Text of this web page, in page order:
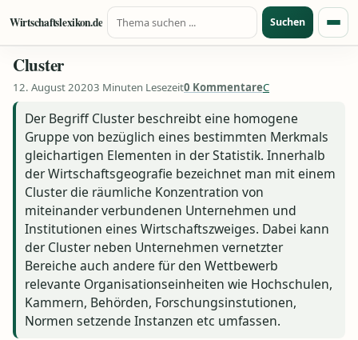
Zum Inhalt springen
Wirtschaftslexikon.de
Suche nach:
Suchen
Cluster
12. August 20203 Minuten Lesezeit0 KommentareC
Der Begriff Cluster beschreibt eine homogene
Gruppe von bezüglich eines bestimmten Merkmals
gleichartigen Elementen in der Statistik. Innerhalb
der Wirtschaftsgeografie bezeichnet man mit einem
Cluster die räumliche Konzentration von
miteinander verbundenen Unternehmen und
Institutionen eines Wirtschaftszweiges. Dabei kann
der Cluster neben Unternehmen vernetzter
Bereiche auch andere für den Wettbewerb
relevante Organisationseinheiten wie Hochschulen,
Kammern, Behörden, Forschungsinstutionen,
Normen setzende Instanzen etc umfassen.